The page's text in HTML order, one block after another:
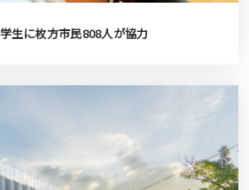
生に枚方市民808人が協力